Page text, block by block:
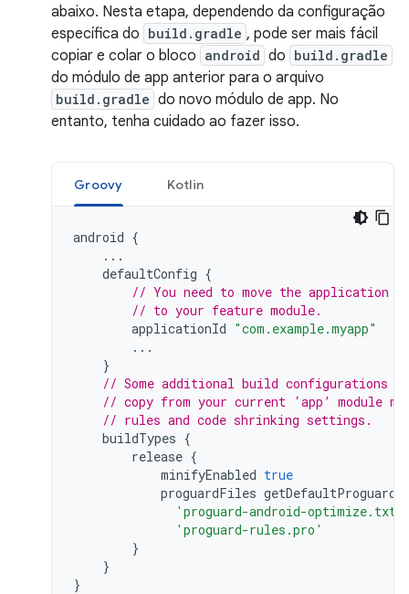
abaixo. Nesta etapa, dependendo da configuração
específica do build.gradle , pode ser mais fácil
copiar e colar o bloco android do build.gradle
do módulo de app anterior para o arquivo
build.gradle do novo módulo de app. No
entanto, tenha cuidado ao fazer isso.
Groovy Kotlin
android {
...
defaultConfig {
// You need to move the application
// to your feature module.
applicationId "com.example.myapp"
...
}
// Some additional build configurations
// copy from your current ‘app’ module
// rules and code shrinking settings.
buildTypes {
release {
minifyEnabled true
proguardFiles
'proguard-android-optimize.txt'
'proguard-rules.pro'
}
}
}